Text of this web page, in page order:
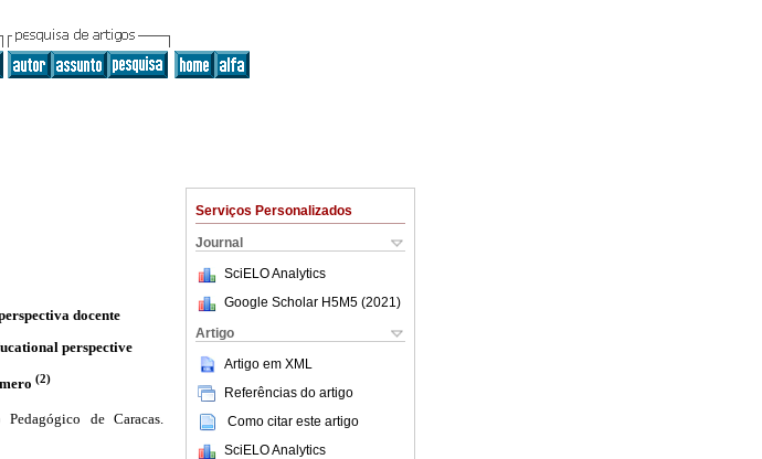
Serviços Personalizados
Journal
SciELO Analytics
Google Scholar H5M5 (2021 )
Artigo
Artigo em XML
Referências do artigo
Como citar este artigo
SciELO Analytics
docente
perspective
(2)
de Caracas.